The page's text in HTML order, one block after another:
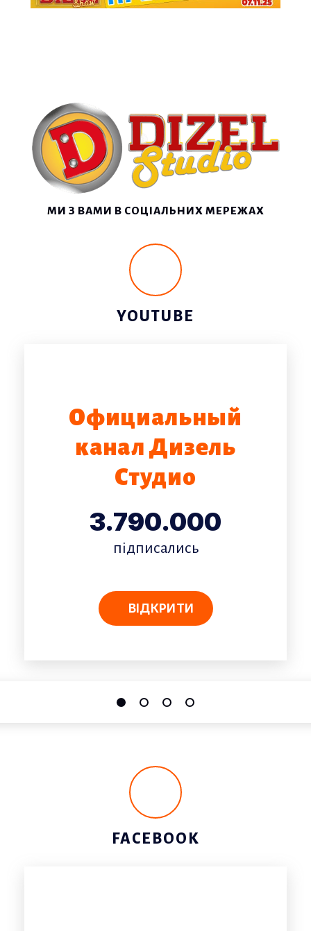
МИ З ВАМИ В СОЦІАЛЬНИХ МЕРЕЖАХ
YOUTUBE
Официальный
канал Дизель
Студио
3.790.000
підписались
ВІДКРИТИ
FACEBOOK